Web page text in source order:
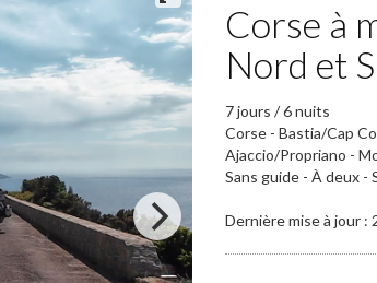
Corse à
Nord et
7 jours / 6 nuits
Corse - Bastia/Cap
Ajaccio/Propriano -
Sans guide - À deux -
Dernière mise à jour :